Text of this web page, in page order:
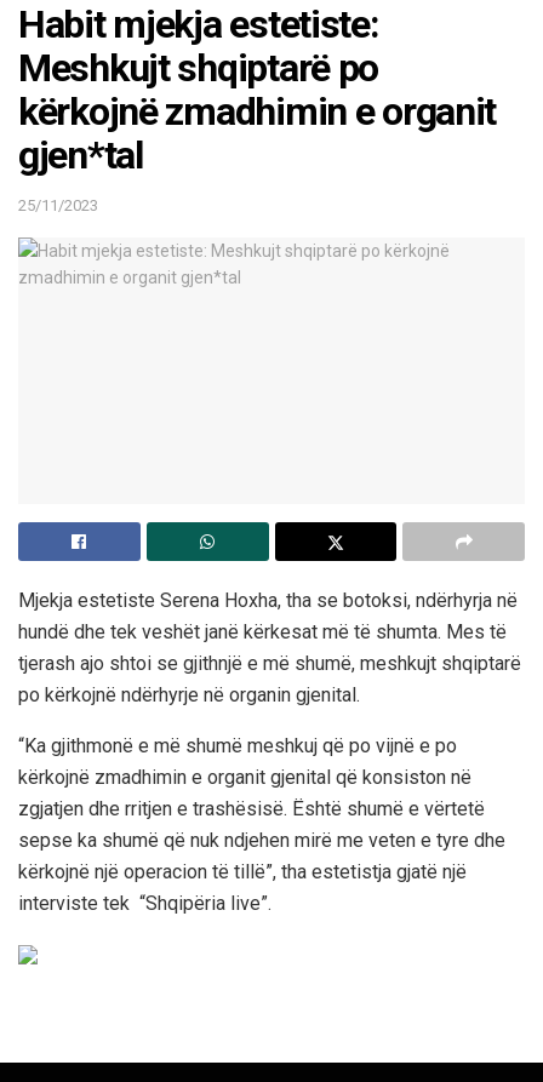
Habit mjekja estetiste:
Meshkujt shqiptarë po
kërkojnë zmadhimin e organit
gjen*tal
25/11/2023
Mjekja estetiste Serena Hoxha, tha se botoksi, ndërhyrja në
hundë dhe tek veshët janë kërkesat më të shumta. Mes të
tjerash ajo shtoi se gjithnjë e më shumë, meshkujt shqiptarë
po kërkojnë ndërhyrje në organin gjenital.
“Ka gjithmonë e më shumë meshkuj që po vijnë e po
kërkojnë zmadhimin e organit gjenital që konsiston në
zgjatjen dhe rritjen e trashësisë. Është shumë e vërtetë
sepse ka shumë që nuk ndjehen mirë me veten e tyre dhe
kërkojnë një operacion të tillë”, tha estetistja gjatë një
interviste tek “Shqipëria live”.